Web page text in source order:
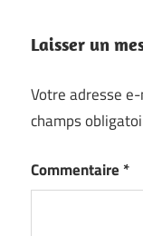
Laisser un
Votre adresse
champs
Commentaire *